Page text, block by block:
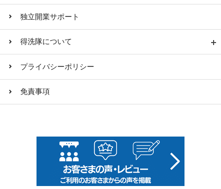
独立開業サポート
得洗隊について
プライバシーポリシー
免責事項